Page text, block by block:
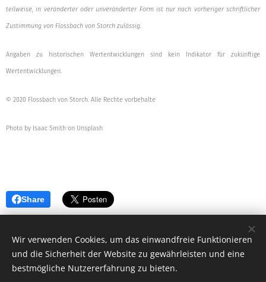
teilweise, in veränderter oder unveränderter Form ist nur nach vorheriger schriftlicher
Zustimmung von Flossbach von Storch zulässig.
Angaben zu historischen Wertentwicklungen sind kein Indikator für zukünftige
Wertentwicklungen.
© 2020 Flossbach von Storch. Alle Rechte vorbehalte
Photo by Isaac Smith on Unsplash
Share
Wir verwenden Cookies, um das einwandfreie Funktionieren
und die Sicherheit der Website zu gewährleisten und eine
bestmögliche Nutzererfahrung zu bieten.